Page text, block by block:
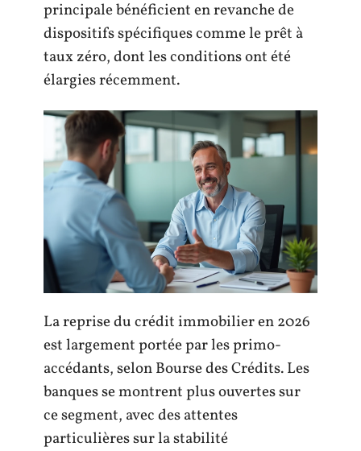
principale bénéficient en revanche de
dispositifs spécifiques comme le prêt à
taux zéro, dont les conditions ont été
élargies récemment.
La reprise du crédit immobilier en 2026
est largement portée par les primo-
accédants, selon Bourse des Crédits. Les
banques se montrent plus ouvertes sur
ce segment, avec des attentes
particulières sur la stabilité